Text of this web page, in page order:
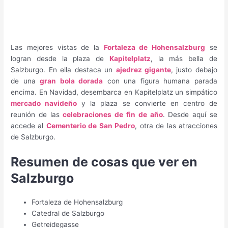
Las mejores vistas de la Fortaleza de Hohensalzburg se
logran desde la plaza de Kapitelplatz, la más bella de
Salzburgo. En ella destaca un ajedrez gigante, justo debajo
de unagran bola dorada con una figura humana parada
encima. En Navidad, desembarca en Kapitelplatz un simpático
mercado navideño y la plaza se convierte en centro de
reunión de lascelebraciones de fin de año. Desde aquí se
accede al Cementerio de San Pedro, otra de las atracciones
de Salzburgo.
Resumen de cosas que ver en
Salzburgo
Fortaleza de Hohensalzburg
Catedral de Salzburgo
Getreidegasse